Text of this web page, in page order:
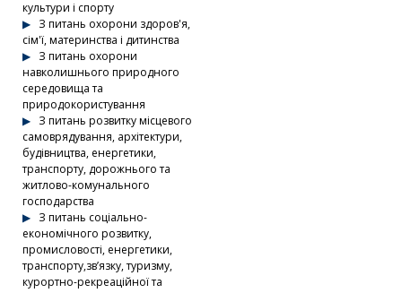
культури і спорту
З питань охорони здоров'я,
сім'ї, материнства і дитинства
З питань охорони
навколишнього природного
середовища та
природокористування
З питань розвитку місцевого
самоврядування, архітектури,
будівництва, енергетики,
транспорту, дорожнього та
житлово-комунального
господарства
З питань соціально-
економічного розвитку,
промисловості, енергетики,
транспорту,зв’язку, туризму,
курортно-рекреаційної та